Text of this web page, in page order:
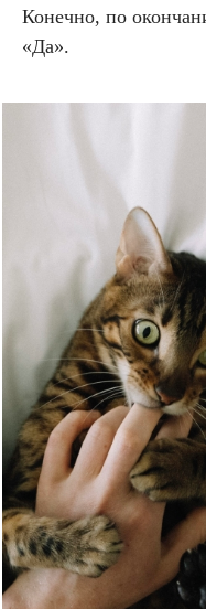
Конечно, по
«Да».